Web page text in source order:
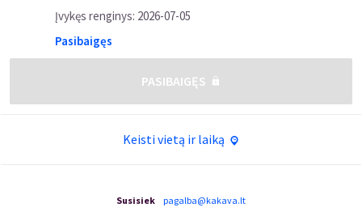
Įvykęs renginys: 2026-07-05
Pasibaigęs
PASIBAIGĘS
Keisti vietą ir laiką
Susisiek pagalba@kakava.lt